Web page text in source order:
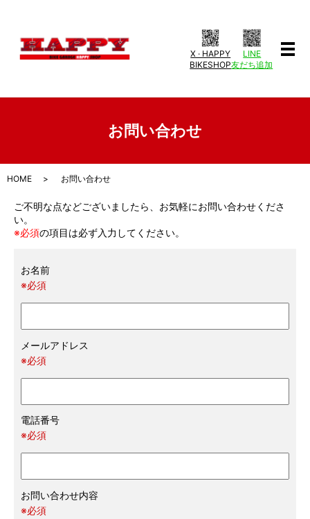
X · HAPPY
BIKESHOP
LINE
友だち追加
メ
お問い合わせ
HOME お問い合わせ
ご不明な点などございましたら、お気軽にお問い合わせくださ
い。
※必須の項目は必ず入力してください。
お名前
※必須
メールアドレス
※必須
電話番号
※必須
お問い合わせ内容
※必須